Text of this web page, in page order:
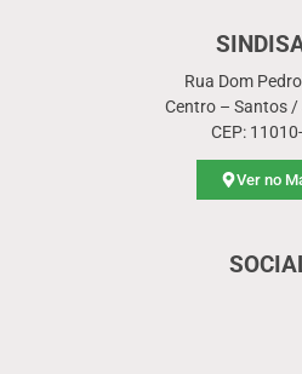
Rua Dom
Centro – Santos /
CEP:
Ver no